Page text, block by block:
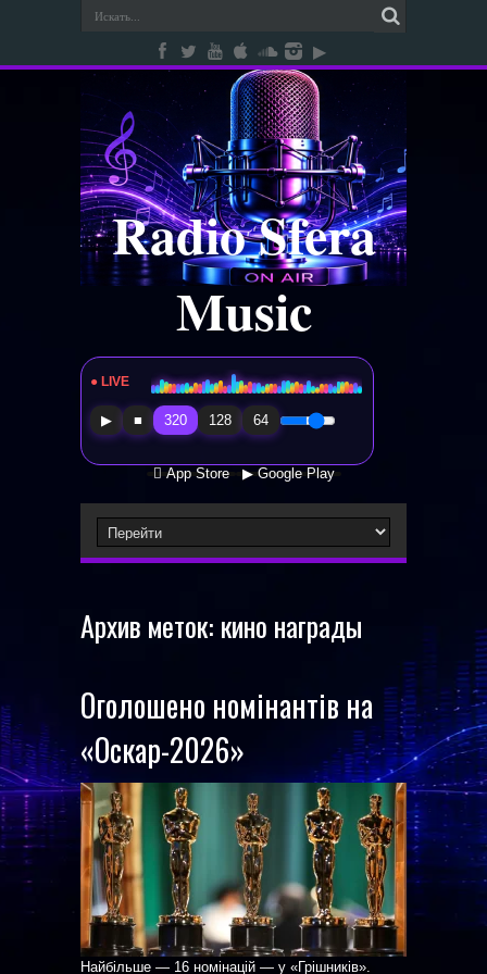
Radio Sfera
Music
● LIVE Radio Sfera Music
▶ ■ 320 128 64
 App Store ▶ Google Play
Архив меток: кино награды
Оголошено номінантів на
«Оскар-2026»
Найбільше — 16 номінацій — у «Грішників».